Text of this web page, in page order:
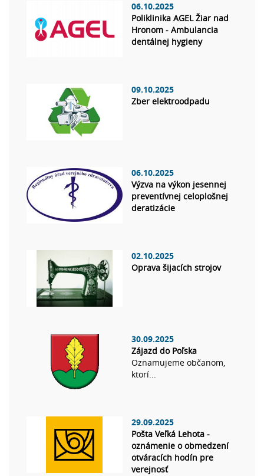
06.10.2025
Poliklinika AGEL Žiar nad
Hronom - Ambulancia
dentálnej hygieny
09.10.2025
Zber elektroodpadu
06.10.2025
Výzva na výkon jesennej
preventívnej celoplošnej
deratizácie
02.10.2025
Oprava šijacích strojov
30.09.2025
Zájazd do Poľska
Oznamujeme občanom,
ktorí...
29.09.2025
Pošta Veľká Lehota -
oznámenie o obmedzení
otváracích hodín pre
verejnosť